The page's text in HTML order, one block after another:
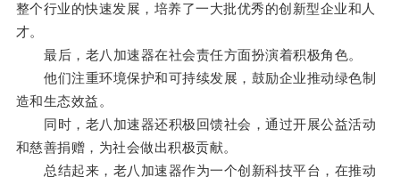
整个行业的快速发展，培养了一大批优秀的创新型企业和人
才。
最后，老八加速器在社会责任方面扮演着积极角色。
他们注重环境保护和可持续发展，鼓励企业推动绿色制
造和生态效益。
同时，老八加速器还积极回馈社会，通过开展公益活动
和慈善捐赠，为社会做出积极贡献。
总结起来，老八加速器作为一个创新科技平台，在推动